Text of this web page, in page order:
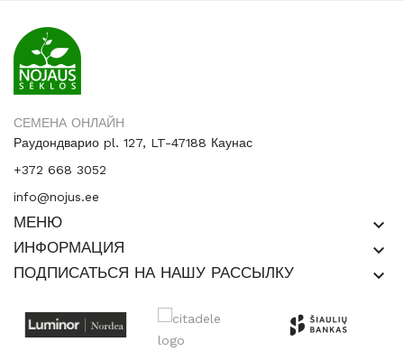
СЕМЕНА ОНЛАЙН
Раудондварио pl. 127, LT-47188 Каунас
+372 668 3052
info@nojus.ee
МЕНЮ keyboard_arrow_down
ИНФОРМАЦИЯ keyboard_arrow_down
ПОДПИСАТЬСЯ НА НАШУ РАССЫЛКУ keyboard_arrow_down